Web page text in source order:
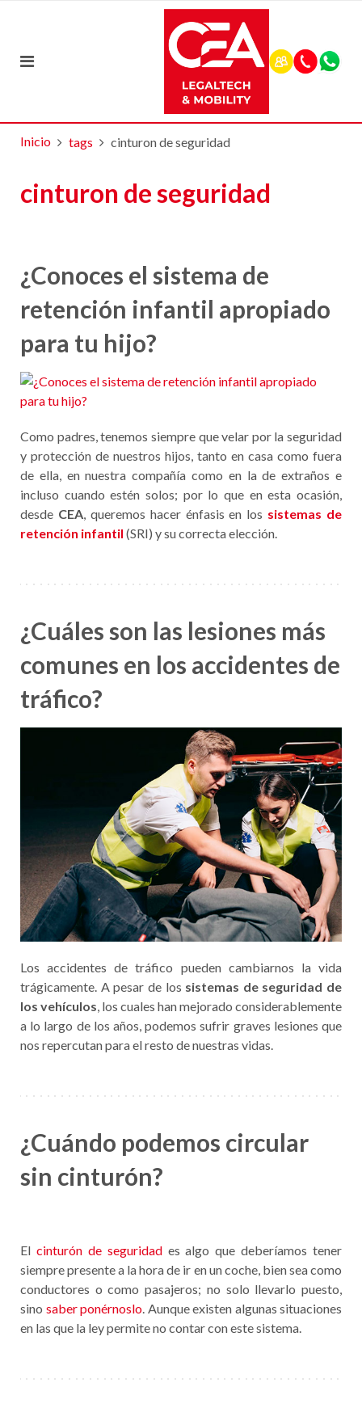
Inicio tags cinturon de seguridad
cinturon de seguridad
¿Conoces el sistema de
retención infantil apropiado
para tu hijo?
Como padres, tenemos siempre que velar por la seguridad
y protección de nuestros hijos, tanto en casa como fuera
de ella, en nuestra compañía como en la de extraños e
incluso cuando estén solos; por lo que en esta ocasión,
desde CEA, queremos hacer énfasis en los sistemas de
retención infantil (SRI) y su correcta elección.
¿Cuáles son las lesiones más
comunes en los accidentes de
tráfico?
Los accidentes de tráfico pueden cambiarnos la vida
trágicamente. A pesar de los sistemas de seguridad de
los vehículos, los cuales han mejorado considerablemente
a lo largo de los años, podemos sufrir graves lesiones que
nos repercutan para el resto de nuestras vidas.
¿Cuándo podemos circular
sin cinturón?
El cinturón de seguridades algo que deberíamos tener
siempre presente a la hora de ir en un coche, bien sea como
conductores o como pasajeros; no solo llevarlo puesto,
sino saber ponérnoslo. Aunque existen algunas situaciones
en las que la ley permite no contar con este sistema.